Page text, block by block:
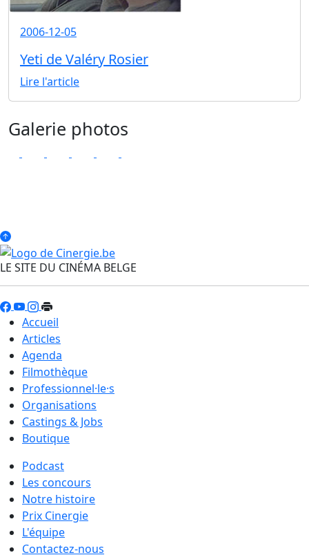
2006-12-05
Yeti de Valéry Rosier
Lire l'article
Galerie photos
LE SITE DU CINÉMA BELGE
Accueil
Articles
Agenda
Filmothèque
Professionnel·le·s
Organisations
Castings & Jobs
Boutique
Podcast
Les concours
Notre histoire
Prix Cinergie
L'équipe
Contactez-nous